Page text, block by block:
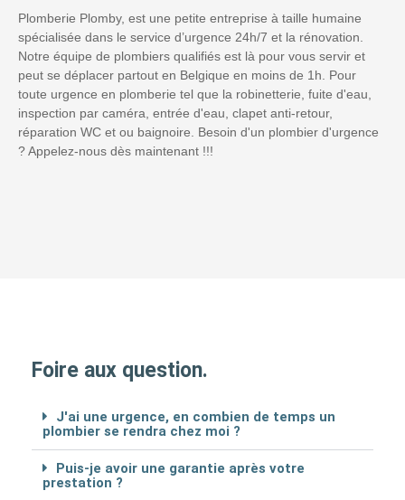
Plomberie Plomby, est une petite entreprise à taille humaine
spécialisée dans le service d’urgence 24h/7 et la rénovation.
Notre équipe de plombiers qualifiés est là pour vous servir et
peut se déplacer partout en Belgique en moins de 1h. Pour
toute urgence en plomberie tel que la robinetterie, fuite d'eau,
inspection par caméra, entrée d'eau, clapet anti-retour,
réparation WC et ou baignoire. Besoin d'un plombier d'urgence
? Appelez-nous dès maintenant !!!
Foire aux question.
J'ai une urgence, en combien de temps un
plombier se rendra chez moi ?
Puis-je avoir une garantie après votre
prestation ?